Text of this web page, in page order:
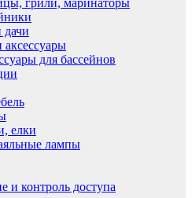
грили, маринаторы
дачи
для бассейнов
елки
лампы
и контроль доступа